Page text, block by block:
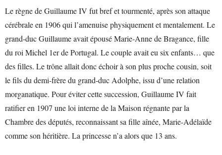
Le règne de Guillaume IV fut bref et tourmenté, après son attaque
cérébrale en 1906 qui l’amenuise physiquement et mentalement. Le
grand-duc Guillaume avait épousé Marie-Anne de Bragance, fille
du roi Michel 1er de Portugal. Le couple avait eu six enfants… que
des filles. Le trône allait donc échoir à son plus proche cousin, soit
le fils du demi-frère du grand-duc Adolphe, issu d’une relation
morganatique. Pour éviter cette succession, Guillaume IV fait
ratifier en 1907 une loi interne de la Maison régnante par la
Chambre des députés, reconnaissant sa fille aînée, Marie-Adélaïde
comme son héritière. La princesse n’a alors que 13 ans.